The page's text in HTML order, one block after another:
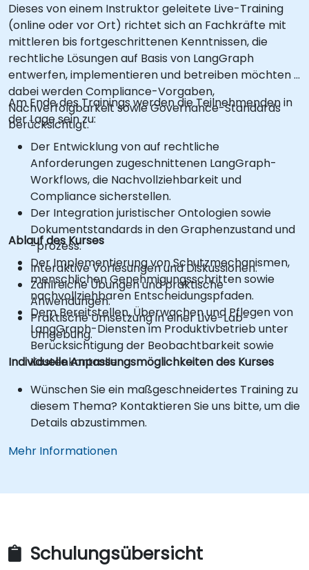
Dieses von einem Instruktor geleitete Live-Training
(online oder vor Ort) richtet sich an Fachkräfte mit
mittleren bis fortgeschrittenen Kenntnissen, die
rechtliche Lösungen auf Basis von LangGraph
entwerfen, implementieren und betreiben möchten –
dabei werden Compliance-Vorgaben,
Nachverfolgbarkeit sowie Governance-Standards
berücksichtigt.
Am Ende des Trainings werden die Teilnehmenden in
der Lage sein zu:
Der Entwicklung von auf rechtliche
Anforderungen zugeschnittenen LangGraph-
Workflows, die Nachvollziehbarkeit und
Compliance sicherstellen.
Der Integration juristischer Ontologien sowie
Dokumentstandards in den Graphenzustand und
-prozess.
Der Implementierung von Schutzmechanismen,
menschlichen Genehmigungsschritten sowie
nachvollziehbaren Entscheidungspfaden.
Dem Bereitstellen, Überwachen und Pflegen von
LangGraph-Diensten im Produktivbetrieb unter
Berücksichtigung der Beobachtbarkeit sowie
Kostenkontrolle.
Ablauf des Kurses
Interaktive Vorlesungen und Diskussionen.
Zahlreiche Übungen und praktische
Anwendungen.
Praktische Umsetzung in einer Live-Lab-
Umgebung.
Individuelle Anpassungsmöglichkeiten des Kurses
Wünschen Sie ein maßgeschneidertes Training zu
diesem Thema? Kontaktieren Sie uns bitte, um die
Details abzustimmen.
Mehr Informationen
Schulungsübersicht